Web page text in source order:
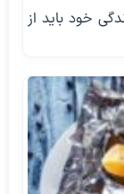
خود باید از